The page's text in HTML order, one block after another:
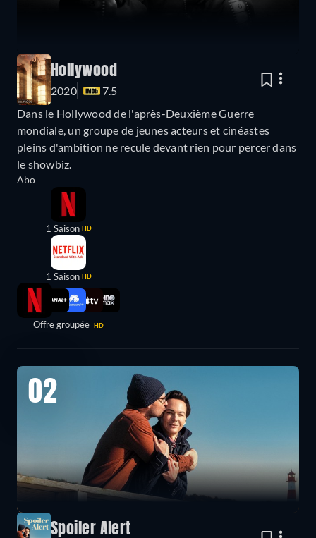
Hollywood
2020
7.5
Dans le Hollywood de l'après-Deuxième Guerre
mondiale, un groupe de jeunes acteurs et cinéastes
pleins d'ambition ne recule devant rien pour percer dans
le showbiz.
Abo
1 Saison HD
1 Saison HD
Offre groupée HD
02
Spoiler Alert